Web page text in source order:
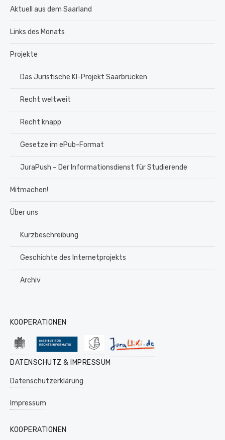
Aktuell aus dem Saarland
Links des Monats
Projekte
Das Juristische KI-Projekt Saarbrücken
Recht weltweit
Recht knapp
Gesetze im ePub-Format
JuraPush – Der Informationsdienst für Studierende
Mitmachen!
Über uns
Kurzbeschreibung
Geschichte des Internetprojekts
Archiv
KOOPERATIONEN
DATENSCHUTZ & IMPRESSUM
Datenschutzerklärung
Impressum
KOOPERATIONEN